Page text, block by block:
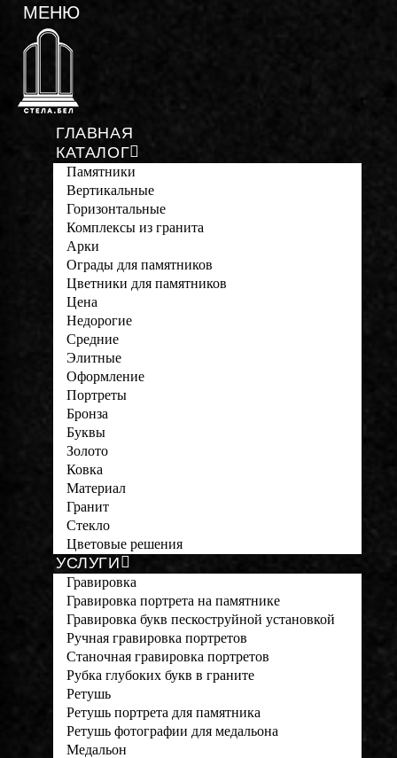
ГЛАВНАЯ
КАТАЛОГ
Памятники
Вертикальные
Горизонтальные
Комплексы из гранита
Арки
Ограды для памятников
Цветники для памятников
Цена
Недорогие
Средние
Элитные
Оформление
Портреты
Бронза
Буквы
Золото
Ковка
Материал
Гранит
Стекло
Цветовые решения
УСЛУГИ
Гравировка
Гравировка портрета на памятнике
Гравировка букв пескоструйной установкой
Ручная гравировка портретов
Станочная гравировка портретов
Рубка глубоких букв в граните
Ретушь
Ретушь портрета для памятника
Ретушь фотографии для медальона
Медальон